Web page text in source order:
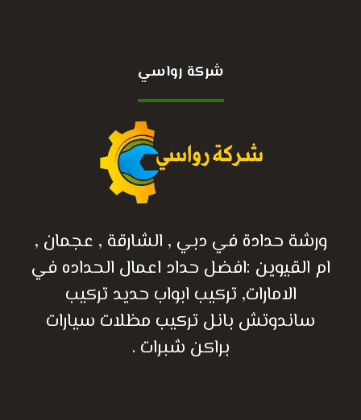
شركة رواسي
ورشة حدادة في دبي , الشارقة , عجمان ,
ام القيوين :افضل حداد اعمال الحداده في
الامارات, تركيب ابواب حديد تركيب
ساندوتش بانل تركيب مظلات سيارات
براكن شبرات .